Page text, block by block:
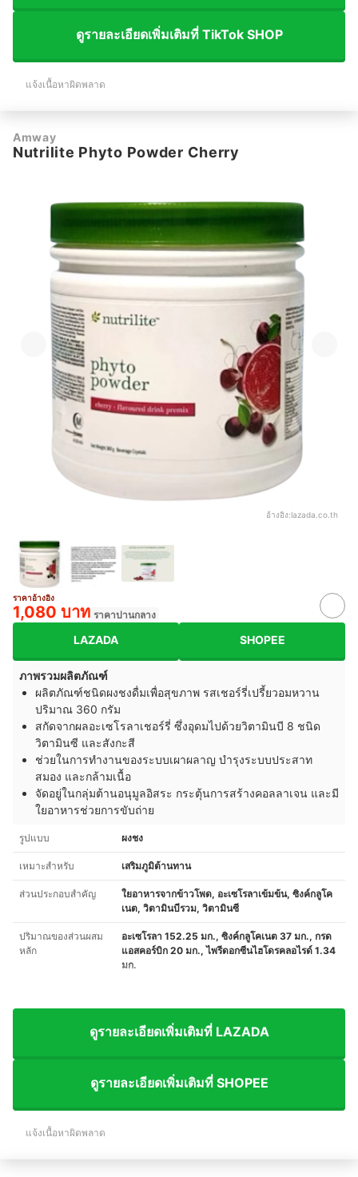
ดูรายละเอียดเพิ่มเติมที่ TikTok SHOP
แจ้งเนื้อหาผิดพลาด
Amway
Nutrilite Phyto Powder Cherry
อ้างอิง:lazada.co.th
ราคาอ้างอิง
1,080 บาท ราคาปานกลาง
LAZADA SHOPEE
ภาพรวมผลิตภัณฑ์
ผลิตภัณฑ์ชนิดผงชงดื่มเพื่อสุขภาพ รสเชอร์รี่เปรี้ยวอมหวาน
ปริมาณ 360 กรัม
สกัดจากผลอะเซโรลาเชอร์รี่ ซึ่งอุดมไปด้วยวิตามินบี 8 ชนิด
วิตามินซี และสังกะสี
ช่วยในการทำงานของระบบเผาผลาญ บำรุงระบบประสาท
สมอง และกล้ามเนื้อ
จัดอยู่ในกลุ่มต้านอนุมูลอิสระ กระตุ้นการสร้างคอลลาเจน และมี
ใยอาหารช่วยการขับถ่าย
รูปแบบ ผงชง
เหมาะสำหรับ เสริมภูมิต้านทาน
ส่วนประกอบสำคัญ
ใยอาหารจากข้าวโพด, อะเซโรลาเข้มข้น, ซิงค์กลูโค
เนต, วิตามินบีรวม, วิตามินซี
ปริมาณของส่วนผสม
หลัก
อะเซโรลา 152.25 มก., ซิงค์กลูโคเนต 37 มก., กรด
แอสคอร์บิก 20 มก., ไพรีดอกซีนไฮโดรคลอไรด์ 1.34
มก.
ดูรายละเอียดเพิ่มเติมที่ LAZADA
ดูรายละเอียดเพิ่มเติมที่ SHOPEE
แจ้งเนื้อหาผิดพลาด